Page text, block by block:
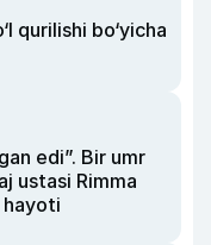
qurilishi bo‘yicha
edi”. Bir umr
ustasi Rimma
hayoti